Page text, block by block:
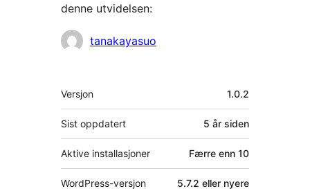
denne utvidelsen:
Bidragsytere
tanakayasuo
Meta
Versjon 1.0.2
Sist oppdatert 5 år siden
Aktive installasjoner Færre enn 10
WordPress-versjon 5.7.2 eller nyere